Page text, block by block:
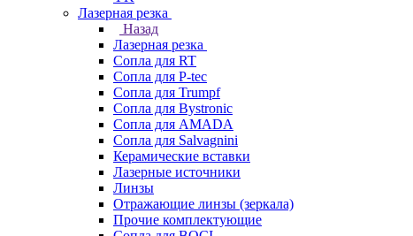
Лазерная резка
Назад
Лазерная резка
Сопла для RT
Сопла для P-tec
Сопла для Trumpf
Сопла для Bystronic
Сопла для AMADA
Сопла для Salvagnini
Керамические вставки
Лазерные источники
Линзы
Отражающие линзы (зеркала)
Прочие комплектующие